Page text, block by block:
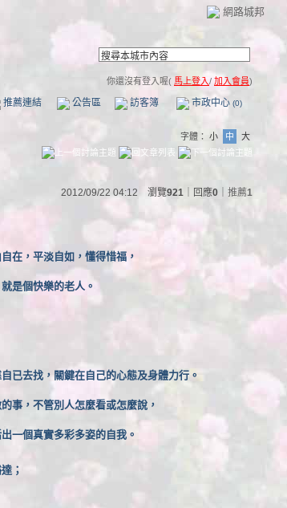
網路城邦
你還沒有登入喔( 馬上登入/ 加入會員)
推薦連結 公告區 訪客簿 市政中心 (0)
字體： 小 中 大
2012/09/22 04:12 瀏覽921 ｜回應0 推薦1
在，平淡自如，懂得惜福，
是個快樂的老人。
已去找，關鍵在自己的心態及身體力行。
事，不管別人怎麼看或怎麼說，
一個真實多彩多姿的自我。
；